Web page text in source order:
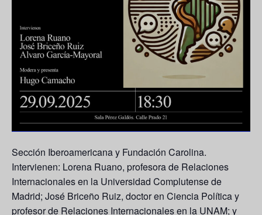
Sección Iberoamericana y Fundación Carolina.
Intervienen: Lorena Ruano, profesora de Relaciones
Internacionales en la Universidad Complutense de
Madrid; José Briceño Ruiz, doctor en Ciencia Política y
profesor de Relaciones Internacionales en la UNAM; y